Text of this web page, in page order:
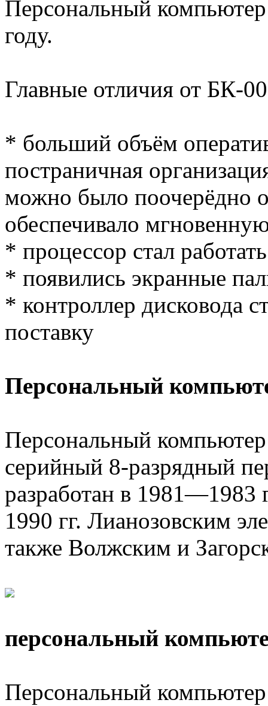
Персональный
году.
Главные отличия от БК-
* больший объём
постраничная
можно было поочерёдно
обеспечивало
* процессор стал
* появились экранные
* контроллер дисковода
поставку
Персональный
Персональный
серийный 8-разрядный
разработан в 1981—1983
1990 гг. Лианозовским
также Волжским и
персональный
Персональный